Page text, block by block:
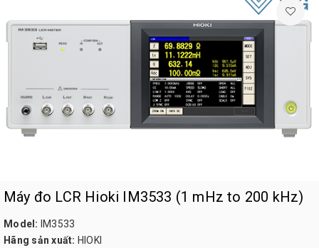
Máy đo LCR Hioki IM3533 (1 mHz to 200 kHz)
Model:
IM3533
Hãng sản xuất: HIOKI